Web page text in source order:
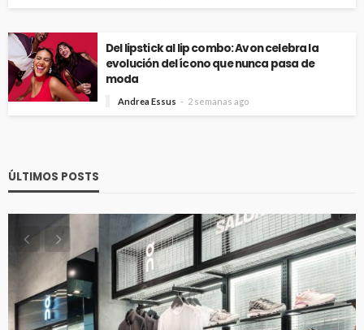
Del lipstick al lip combo: Avon celebra la
evolución del ícono que nunca pasa de
moda
Andrea Essus 2 semanas ago
ÚLTIMOS POSTS